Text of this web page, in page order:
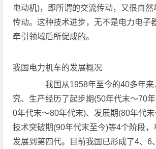
电动机)，即所谓的交流传动，又很自
传动。这种技术进步，无不是电力电子
牵引领域后所促成的。
我国电力机车的发展概况
我国从1958年至今的40多年来
究、生产经历了起步期(50年代末～70
0年代末～80年代末)、发展期(80年代
技术突破期(90年代末至今)等4个阶段
发展到第四代。目前我国已形成了4、6